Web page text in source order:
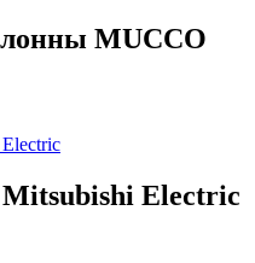
MUCCO
Electric